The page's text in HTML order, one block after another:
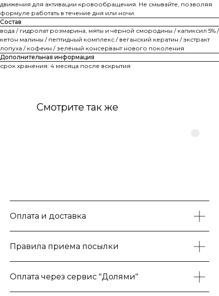
движения для активации кровообращения. Не смывайте, позволяя
формуле работать в течение дня или ночи.
Состав
вода / гидролат розмарина, мяты и чёрной смородины / капиксил 5% /
кетон малины / пептидный комплекс / веганский кератин / экстракт
лопуха / кофеин / зелёный консервант нового поколения
Дополнительная информация
срок хранения: 4 месяца после вскрытия
Смотрите так же
Оплата и доставка
Правила приема посылки
Оплата через сервис "Долями"